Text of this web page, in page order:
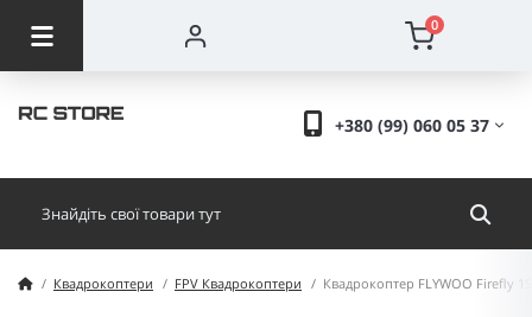
0
+380 (99) 060 05 37
Квадрокоптери FPV Квадрокоптери Квадрокоптер FLYWOO Firefly